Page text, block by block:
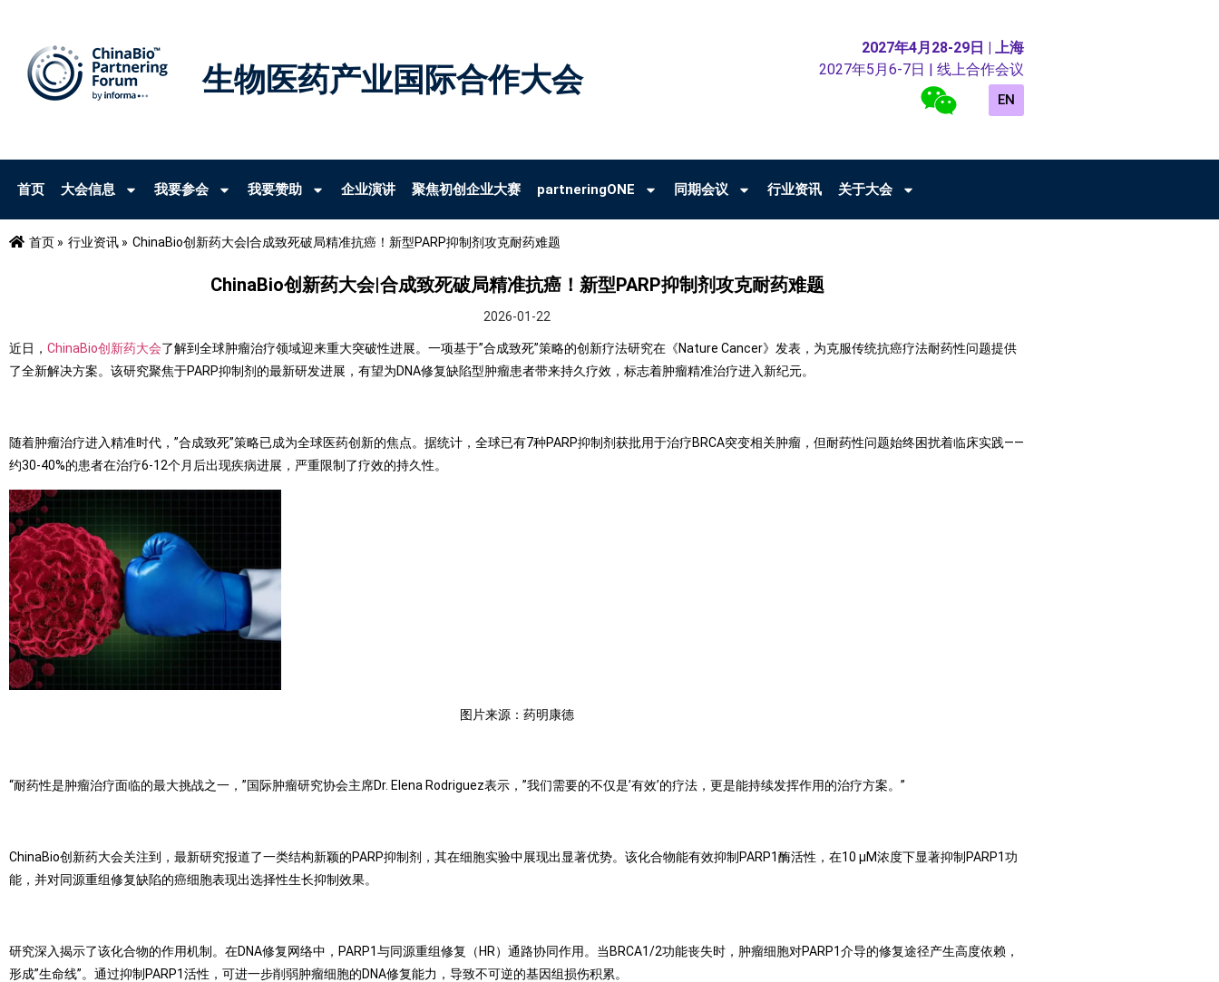
生物医药产业国际合作大会
2027年4月28-29日 | 上海
2027年5月6-7日 | 线上合作会议
EN
首页 大会信息 我要参会 我要赞助 企业演讲 聚焦初创企业大赛 partneringONE 同期会议 行业资讯 关于大会
首页 » 行业资讯 » ChinaBio创新药大会|合成致死破局精准抗癌！新型PARP抑制剂攻克耐药难题
ChinaBio创新药大会|合成致死破局精准抗癌！新型PARP抑制剂攻克耐药难题
2026-01-22
近日， ChinaBio创新药大会了解到全球肿瘤治疗领域迎来重大突破性进展。一项基于”合成致死”策略的创新疗法研究在《Nature Cancer》发表，为克服传统抗癌疗法耐药性问题提供
了全新解决方案。该研究聚焦于PARP抑制剂的最新研发进展，有望为DNA修复缺陷型肿瘤患者带来持久疗效，标志着肿瘤精准治疗进入新纪元。
随着肿瘤治疗进入精准时代，”合成致死”策略已成为全球医药创新的焦点。据统计，全球已有7种PARP抑制剂获批用于治疗BRCA突变相关肿瘤，但耐药性问题始终困扰着临床实践——
约30-40%的患者在治疗6-12个月后出现疾病进展，严重限制了疗效的持久性。
图片来源：药明康德
“耐药性是肿瘤治疗面临的最大挑战之一，”国际肿瘤研究协会主席Dr. Elena Rodriguez表示，”我们需要的不仅是’有效’的疗法，更是能持续发挥作用的治疗方案。”
ChinaBio创新药大会关注到，最新研究报道了一类结构新颖的PARP抑制剂，其在细胞实验中展现出显著优势。该化合物能有效抑制PARP1酶活性，在10 μM浓度下显著抑制PARP1功
能，并对同源重组修复缺陷的癌细胞表现出选择性生长抑制效果。
研究深入揭示了该化合物的作用机制。在DNA修复网络中，PARP1与同源重组修复（HR）通路协同作用。当BRCA1/2功能丧失时，肿瘤细胞对PARP1介导的修复途径产生高度依赖，
形成”生命线”。通过抑制PARP1活性，可进一步削弱肿瘤细胞的DNA修复能力，导致不可逆的基因组损伤积累。